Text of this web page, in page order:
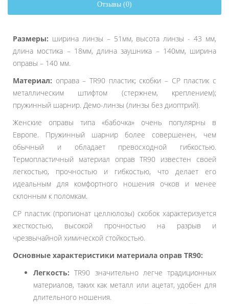
Отзывы (0)
Размеры: ширина линзы – 51мм, высота линзы - 43 мм,
длина мостика – 18мм, длина заушника – 140мм, ширина
оправы – 140 мм.
Материал: оправа – TR90 пластик; скобки – CP пластик с
металлическим штифтом (стержнем, креплением);
пружинный шарнир. Демо-линзы (линзы без диоптрий).
Женские оправы типа «бабочка» очень популярны в
Европе. Пружинный шарнир более совершенен, чем
обычный и обладает превосходной гибкостью.
Термопластичный материал оправ TR90 известен своей
легкостью, прочностью и гибкостью, что делает его
идеальным для комфортного ношения очков и менее
склонным к поломкам.
CP пластик (пропионат целлюлозы) скобок характеризуется
жесткостью, высокой прочностью на разрыв и
чрезвычайной химической стойкостью.
Основные характеристики материала оправ TR90:
Легкость:TR90 значительно легче традиционных
материалов, таких как металл или ацетат, удобен для
длительного ношения.